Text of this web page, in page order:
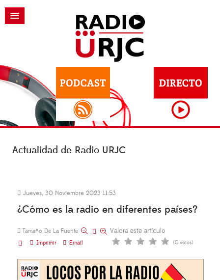
Actualidad de Radio URJC
Jueves, 30 Noviembre 2023 11:53
¿Cómo es la radio en diferentes países?
Tamaño De La Fuente
Imprimir
Email
Valora este artículo
(0 votos)